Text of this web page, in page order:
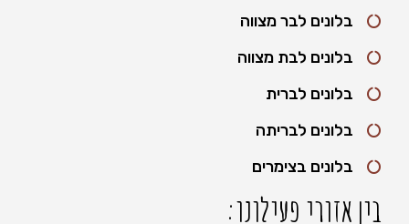
בלונים לבר מצווה
בלונים לבת מצווה
בלונים לברית
בלונים לבריתה
בלונים בצימרים
בין אזורי פעילונו: